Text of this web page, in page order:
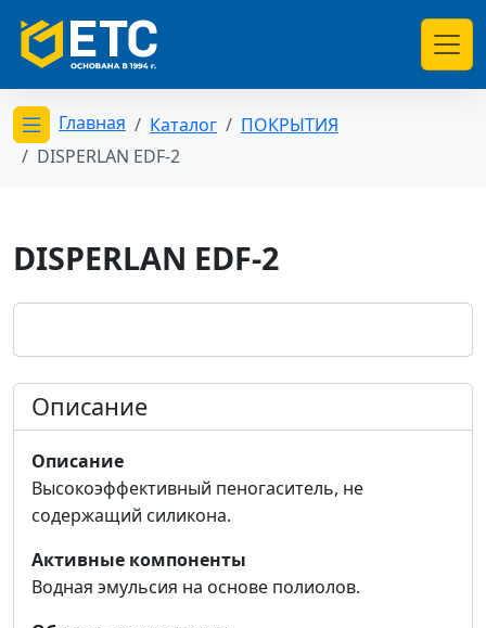
Открыть меню категорий
Главная Каталог
ПОКРЫТИЯ
DISPERLAN EDF-2
DISPERLAN EDF-2
Описание
Описание
Высокоэффективный пеногаситель, не
содержащий силикона.
Активные компоненты
Водная эмульсия на основе полиолов.